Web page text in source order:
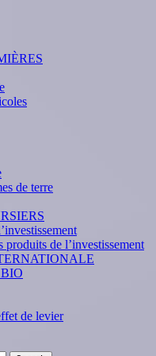
de terre
produits de l’investissement
de levier